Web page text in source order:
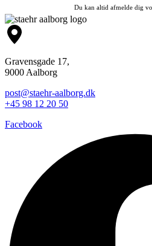
Du kan altid afmelde dig
Gravensgade 17,
9000 Aalborg
post@staehr-aalborg.dk
+45 98 12 20 50
Facebook